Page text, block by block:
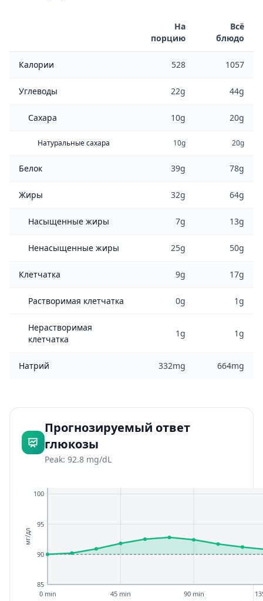
На
порцию
Всё
блюдо
Калории 528 1057
Углеводы 22g 44g
Сахара 10g 20g
Натуральные сахара 10g 20g
Белок 39g 78g
Жиры 32g 64g
Насыщенные жиры 7g 13g
Ненасыщенные жиры 25g 50g
Клетчатка 9g 17g
Растворимая клетчатка 0g 1g
Нерастворимая
клетчатка
1g 1g
Натрий 332mg 664mg
Прогнозируемый ответ
глюкозы
Peak: 92.8 mg/dL
85
90
95
100
0 min 45 min 90 min
мг/дл